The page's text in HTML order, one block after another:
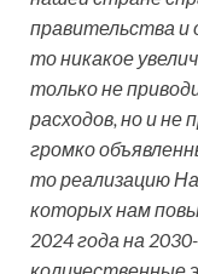
правительства и
то никакое
только не
расходов, но и не
громко
то реализацию
которых нам
2024 года на